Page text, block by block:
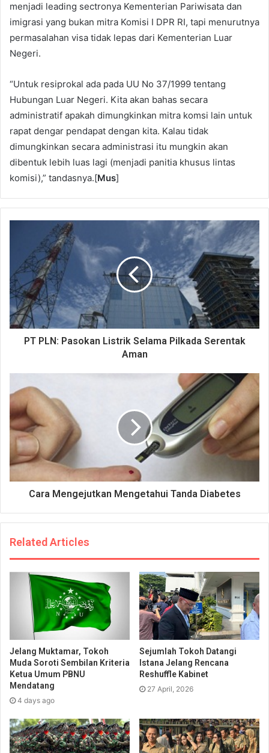
menjadi leading sectronya Kementerian Pariwisata dan
imigrasi yang bukan mitra Komisi I DPR RI, tapi menurutnya
permasalahan visa tidak lepas dari Kementerian Luar
Negeri.
“Untuk resiprokal ada pada UU No 37/1999 tentang
Hubungan Luar Negeri. Kita akan bahas secara
administratif apakah dimungkinkan mitra komsi lain untuk
rapat dengar pendapat dengan kita. Kalau tidak
dimungkinkan secara administrasi itu mungkin akan
dibentuk lebih luas lagi (menjadi panitia khusus lintas
komisi),” tandasnya.[Mus]
PT PLN: Pasokan Listrik Selama Pilkada Serentak
Aman
Cara Mengejutkan Mengetahui Tanda Diabetes
Related Articles
Jelang Muktamar, Tokoh
Muda Soroti Sembilan Kriteria
Ketua Umum PBNU
Mendatang
4 days ago
Sejumlah Tokoh Datangi
Istana Jelang Rencana
Reshuffle Kabinet
27 April, 2026